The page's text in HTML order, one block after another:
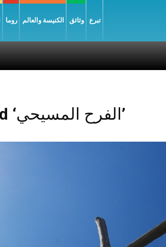
روما الكنيسة والعالم وثائق تبرع
Posts Tagged ‘الفرح المسيحي’